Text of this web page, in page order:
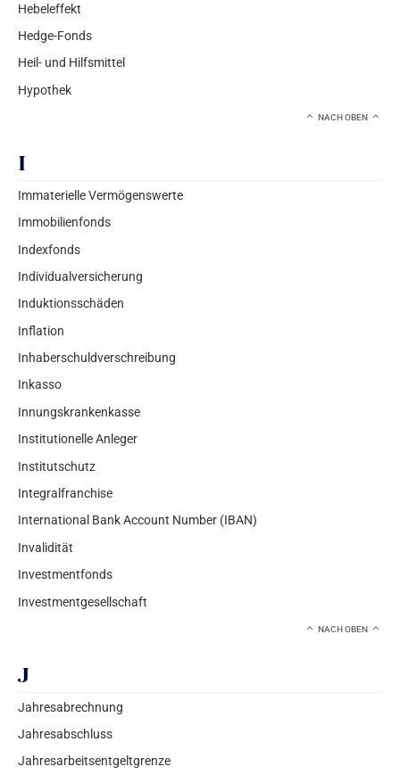
Hebeleffekt
Hedge-Fonds
Heil- und Hilfsmittel
Hypothek
NACH OBEN
I
Immaterielle Vermögenswerte
Immobilienfonds
Indexfonds
Individualversicherung
Induktionsschäden
Inflation
Inhaberschuldverschreibung
Inkasso
Innungskrankenkasse
Institutionelle Anleger
Institutschutz
Integralfranchise
International Bank Account Number (IBAN)
Invalidität
Investmentfonds
Investmentgesellschaft
NACH OBEN
J
Jahresabrechnung
Jahresabschluss
Jahresarbeitsentgeltgrenze